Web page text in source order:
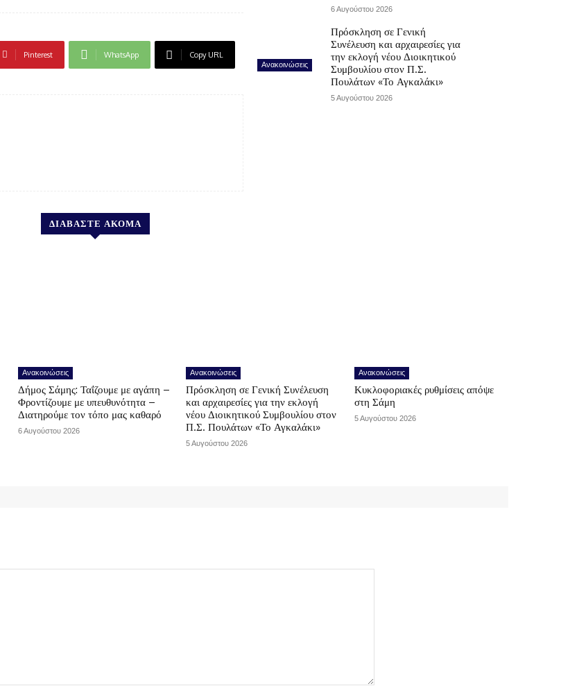
Pinterest WhatsApp Copy URL
6 Αυγούστου 2026
Ανακοινώσεις
Πρόσκληση σε Γενική
Συνέλευση και αρχαιρεσίες για
την εκλογή νέου Διοικητικού
Συμβουλίου στον Π.Σ.
Πουλάτων «Το Αγκαλάκι»
5 Αυγούστου 2026
ΔΙΑΒΑΣΤΕ ΑΚΟΜΑ
Ανακοινώσεις
Δήμος Σάμης: Ταΐζουμε με αγάπη –
Φροντίζουμε με υπευθυνότητα –
Διατηρούμε τον τόπο μας καθαρό
6 Αυγούστου 2026
Ανακοινώσεις
Πρόσκληση σε Γενική Συνέλευση
και αρχαιρεσίες για την εκλογή
νέου Διοικητικού Συμβουλίου στον
Π.Σ. Πουλάτων «Το Αγκαλάκι»
5 Αυγούστου 2026
Ανακοινώσεις
Κυκλοφοριακές ρυθμίσεις απόψε
στη Σάμη
5 Αυγούστου 2026